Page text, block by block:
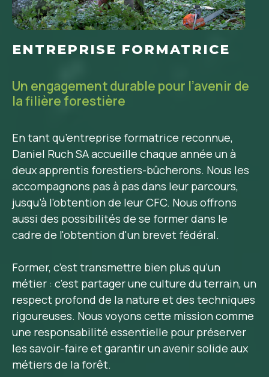
ENTREPRISE FORMATRICE
Un engagement durable pour l’avenir de
la filière forestière
En tant qu’entreprise formatrice reconnue,
Daniel Ruch SA accueille chaque année un à
deux apprentis forestiers-bûcherons. Nous les
accompagnons pas à pas dans leur parcours,
jusqu’à l’obtention de leur CFC. Nous offrons
aussi des possibilités de se former dans le
cadre de l'obtention d'un brevet fédéral.
Former, c’est transmettre bien plus qu’un
métier : c’est partager une culture du terrain, un
respect profond de la nature et des techniques
rigoureuses. Nous voyons cette mission comme
une responsabilité essentielle pour préserver
les savoir-faire et garantir un avenir solide aux
métiers de la forêt.